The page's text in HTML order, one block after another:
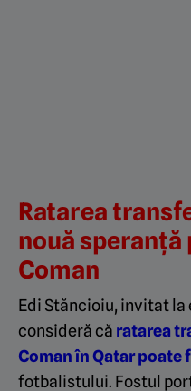
Ratarea
nouă
Coman
Edi Stăncioiu, invitat la
consideră că ratarea
Coman în Qatar poate
fotbalistului. Fostul